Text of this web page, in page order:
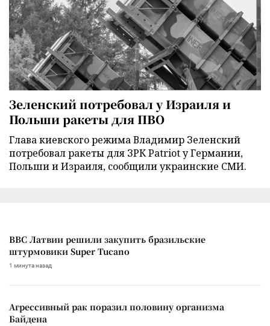
Зеленский потребовал у Израиля и
Польши ракеты для ПВО
Глава киевского режима Владимир Зеленский
потребовал ракеты для ЗРК Patriot у Германии,
Польши и Израиля, сообщили украинские СМИ.
ВВС Латвии решили закупить бразильские
штурмовики Super Tucano
1 минута назад
Агрессивный рак поразил половину организма
Байдена